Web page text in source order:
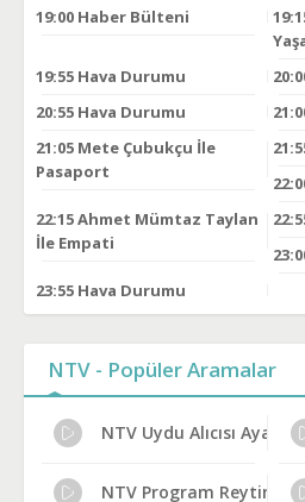
19:00 Haber Bülteni
19:55 Hava Durumu
20:55 Hava Durumu
21:05 Mete Çubukçu İle
Pasaport
22:15Ahmet Mümtaz Taylan
İle Empati
23:55 Hava Durumu
NTV - Popüler Aramalar
NTV Uydu Alıcısı Ayarları
NTV Program